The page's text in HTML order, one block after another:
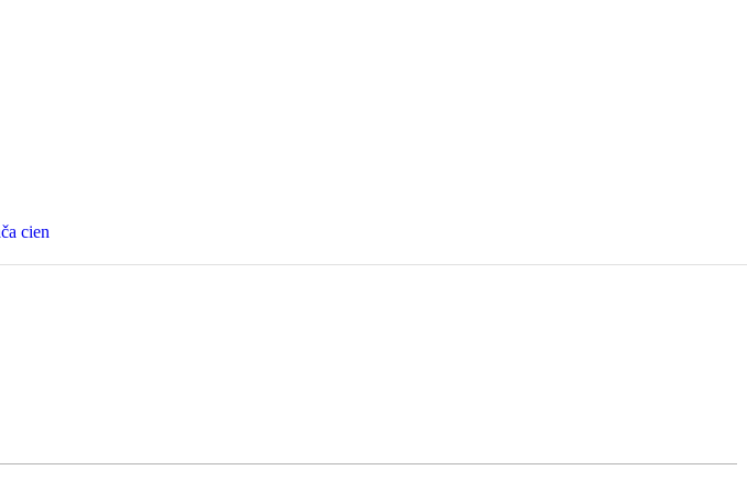
cien